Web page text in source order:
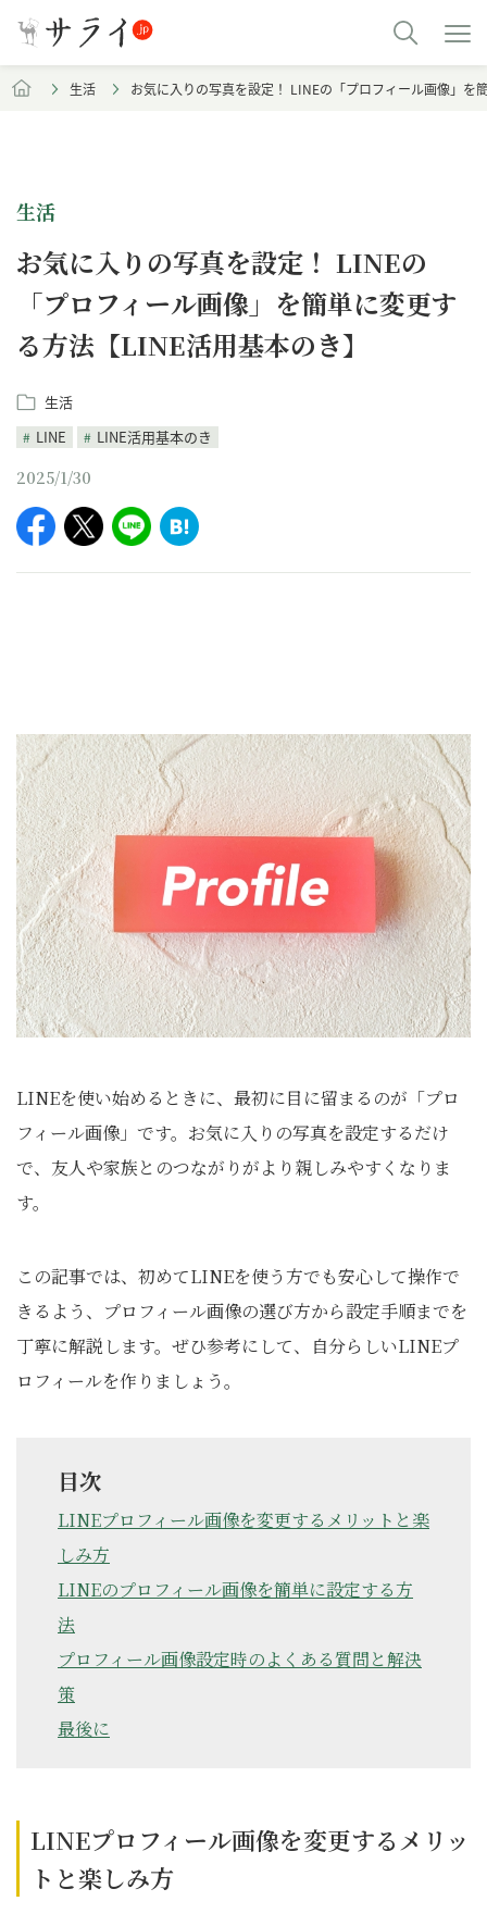
生活 お気に入りの写真を設定！ LINEの「プロフィール画像」を
生活
お気に入りの写真を設定！ LINEの
「プロフィール画像」を簡単に変更す
る方法【LINE活用基本のき】
生活
LINE
LINE活用基本のき
2025/1/30
LINEを使い始めるときに、最初に目に留まるのが「プロ
フィール画像」です。お気に入りの写真を設定するだけ
で、友人や家族とのつながりがより親しみやすくなりま
す。
この記事では、初めてLINEを使う方でも安心して操作で
きるよう、プロフィール画像の選び方から設定手順までを
丁寧に解説します。ぜひ参考にして、自分らしいLINEプ
ロフィールを作りましょう。
目次
LINEプロフィール画像を変更するメリットと楽
しみ方
LINEのプロフィール画像を簡単に設定する方
法
プロフィール画像設定時のよくある質問と解決
策
最後に
LINEプロフィール画像を変更するメリッ
トと楽しみ方